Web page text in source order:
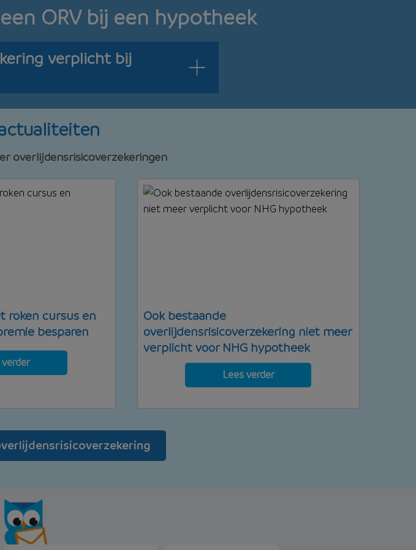
ORV bij een hypotheek
verplicht bij
overlijdensrisicoverzekeringen
roken cursus en
besparen
verder
Ook bestaande
overlijdensrisicoverzekering niet meer
verplicht voor NHG hypotheek
Lees verder